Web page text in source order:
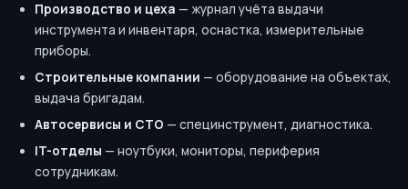
Производство и цеха — журнал учёта выдачи
инструмента и инвентаря, оснастка, измерительные
приборы.
Строительные компании — оборудование на объектах,
выдача бригадам.
Автосервисы и СТО — специнструмент, диагностика.
IT-отделы — ноутбуки, мониторы, периферия
сотрудникам.